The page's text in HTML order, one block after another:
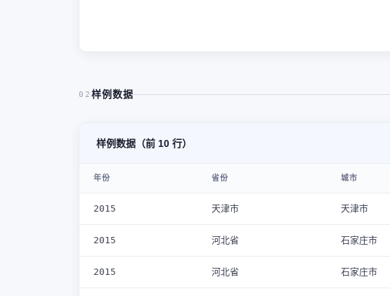
02 样例数据
样例数据（前 10 行）
年份 省份 城市
2015 天津市 天津市
2015 河北省 石家庄市
2015 河北省 石家庄市